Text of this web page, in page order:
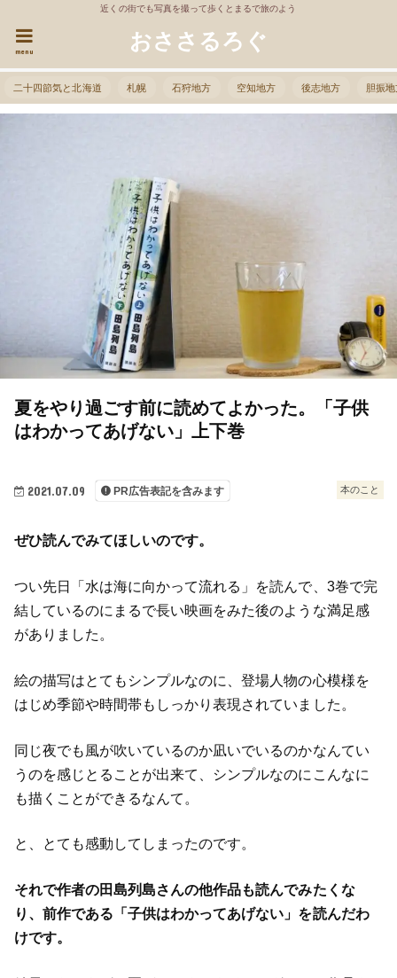
近くの街でも写真を撮って歩くとまるで旅のよう
おささるろぐ
menu
二十四節気と北海道 札幌 石狩地方 空知地方 後志地方 胆振
本のこと
2021.07.09 PR広告表記を含みます
夏をやり過ごす前に読めてよかった。「子供
はわかってあげない」上下巻
ぜひ読んでみてほしいのです。
つい先日「水は海に向かって流れる」を読んで、3巻で完
結しているのにまるで長い映画をみた後のような満足感
がありました。
絵の描写はとてもシンプルなのに、登場人物の心模様を
はじめ季節や時間帯もしっかり表現されていました。
同じ夜でも風が吹いているのか凪いでいるのかなんてい
うのを感じとることが出来て、シンプルなのにこんなに
も描くことができるなんて。
と、とても感動してしまったのです。
それで作者の田島列島さんの他作品も読んでみたくな
り、前作である「子供はわかってあげない」を読んだわ
けです。